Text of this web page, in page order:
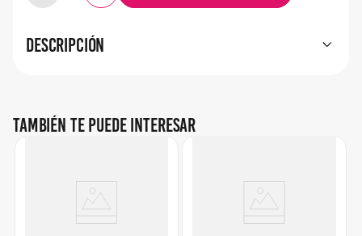
Descripción
También te puede interesar